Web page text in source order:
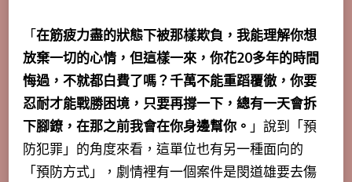
「在筋疲力盡的狀態下被那樣欺負，我能理解你想
放棄一切的心情，但這樣一來，你花20多年的時間
悔過，不就都白費了嗎？千萬不能重蹈覆徹，你要
忍耐才能戰勝困境，只要再撐一下，總有一天會拆
下腳鐐，在那之前我會在你身邊幫你。 」說到「預
防犯罪」的角度來看， 這單位也有另一種面向的
「預防方式」
，劇情裡有一個案件是閔道雄要去傷